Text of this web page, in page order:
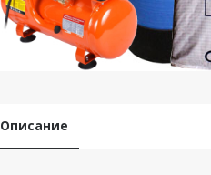
Описание